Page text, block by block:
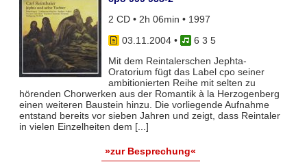
2 CD • 2h 06min • 1997
03.11.2004•
6 3 5
Mit dem Reintalerschen Jephta-
Oratorium fügt das Label cpo seiner
ambitionierten Reihe mit selten zu
hörenden Chorwerken aus der Romantik à la Herzogenberg
einen weiteren Baustein hinzu. Die vorliegende Aufnahme
entstand bereits vor sieben Jahren und zeigt, dass Reintaler
in vielen Einzelheiten dem [...]
»zur Besprechung«